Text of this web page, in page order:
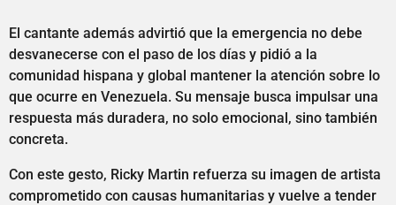
El cantante además advirtió que la emergencia no debe
desvanecerse con el paso de los días y pidió a la
comunidad hispana y global mantener la atención sobre lo
que ocurre en Venezuela. Su mensaje busca impulsar una
respuesta más duradera, no solo emocional, sino también
concreta.
Con este gesto, Ricky Martin refuerza su imagen de artista
comprometido con causas humanitarias y vuelve a tender